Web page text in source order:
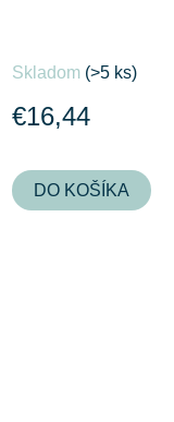
Skladom (>5 ks)
€16,44
DO KOŠÍKA